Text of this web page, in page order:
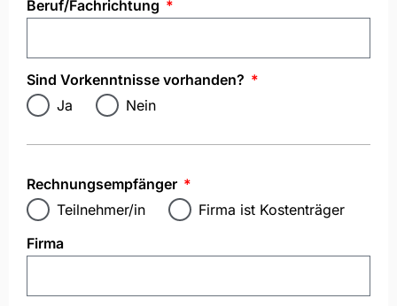
Beruf/Fachrichtung
Sind Vorkenntnisse vorhanden?
Ja
Nein
Rechnungsempfänger
Teilnehmer/in
Firma ist Kostenträger
Firma